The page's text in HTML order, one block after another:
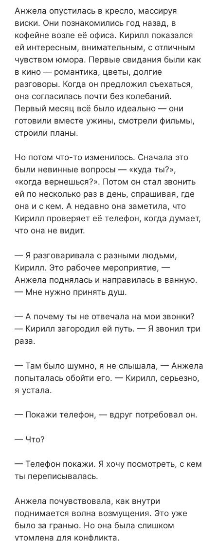
Анжела опустилась в кресло, массируя
виски. Они познакомились год назад, в
кофейне возле её офиса. Кирилл показался
ей интересным, внимательным, с отличным
чувством юмора. Первые свидания были как
в кино — романтика, цветы, долгие
разговоры. Когда он предложил съехаться,
она согласилась почти без колебаний.
Первый месяц всё было идеально — они
готовили вместе ужины, смотрели фильмы,
строили планы.
Но потом что-то изменилось. Сначала это
были невинные вопросы — «куда ты?»,
«когда вернешься?». Потом он стал звонить
ей по несколько раз в день, спрашивая, где
она и с кем. А недавно она заметила, что
Кирилл проверяет её телефон, когда думает,
что она не видит.
— Я разговаривала с разными людьми,
Кирилл. Это рабочее мероприятие, —
Анжела поднялась и направилась в ванную.
— Мне нужно принять душ.
— А почему ты не отвечала на мои звонки?
— Кирилл загородил ей путь. — Я звонил три
раза.
— Там было шумно, я не слышала, — Анжела
попыталась обойти его. — Кирилл, серьезно,
я устала.
— Покажи телефон, — вдруг потребовал он.
— Что?
— Телефон покажи. Я хочу посмотреть, с кем
ты переписывалась.
Анжела почувствовала, как внутри
поднимается волна возмущения. Это уже
было за гранью. Но она была слишком
утомлена для конфликта.